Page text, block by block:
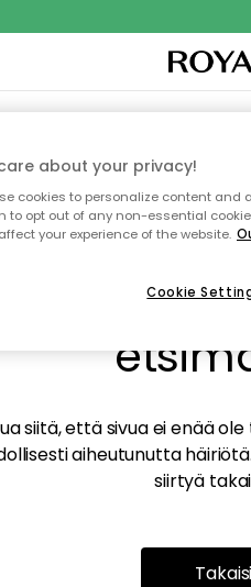
SISUSTUSTEKSTIILIT &
Emme
siitä, että sivua ei enää
aiheutunutta
siirtyä
about your privacy!
cookies to personalize content and
to opt out of any non-essential
your experience of the website.
Cookie